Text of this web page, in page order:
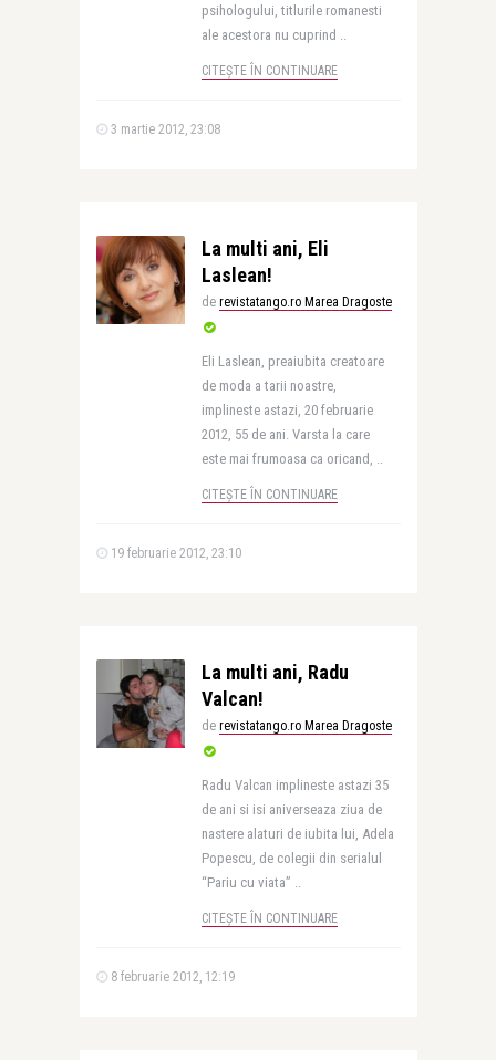
psihologului, titlurile romanesti
ale acestora nu cuprind ..
CITEȘTE ÎN CONTINUARE
3 martie 2012, 23:08
La multi ani, Eli
Laslean!
de revistatango.ro Marea Dragoste
Eli Laslean, preaiubita creatoare
de moda a tarii noastre,
implineste astazi, 20 februarie
2012, 55 de ani. Varsta la care
este mai frumoasa ca oricand, ..
CITEȘTE ÎN CONTINUARE
19 februarie 2012, 23:10
La multi ani, Radu
Valcan!
de revistatango.ro Marea Dragoste
Radu Valcan implineste astazi 35
de ani si isi aniverseaza ziua de
nastere alaturi de iubita lui, Adela
Popescu, de colegii din serialul
“Pariu cu viata” ..
CITEȘTE ÎN CONTINUARE
8 februarie 2012, 12:19